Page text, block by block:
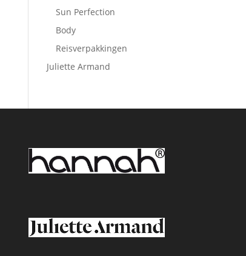
Sun Perfection
Body
Reisverpakkingen
Juliette Armand